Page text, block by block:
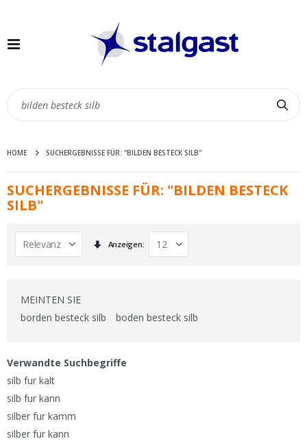
Navigation
HOME SUCHERGEBNISSE FÜR: "BILDEN BESTECK SILB"
SUCHERGEBNISSE FÜR: "BILDEN BESTECK
SILB"
In
aufsteigender
Anzeigen
MEINTEN SIE
borden besteck silb
boden besteck silb
Verwandte Suchbegriffe
silb fur kalt
silb fur kann
silber fur kamm
silber fur kann